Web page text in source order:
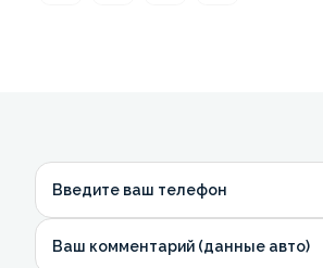
Введите ваш телефон
Ваш комментарий (данные авто)